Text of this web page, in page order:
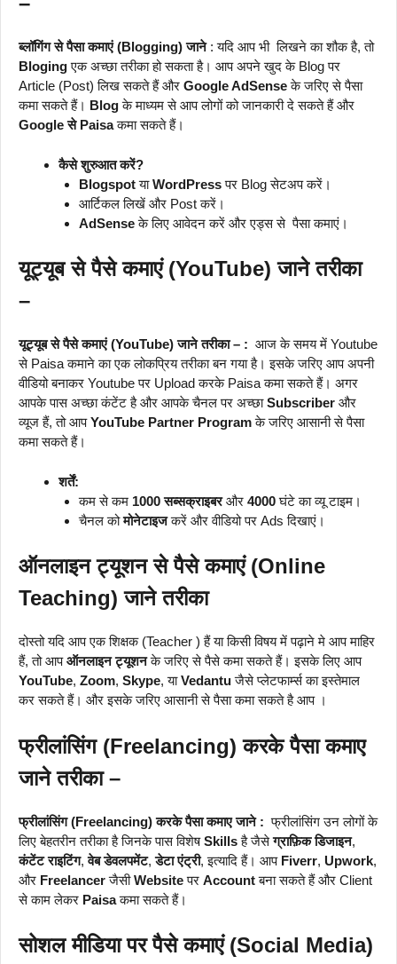
ब्लॉगिंग से पैसा कमाएं (Blogging) जाने: यदि आप भी लिखने का शौक है, तो
Blogingएक अच्छा तरीका हो सकता है। आप अपने खुद के Blog पर
Article (Post) लिख सकते हैं और Google AdSenseके जरिए से पैसा
कमा सकते हैं। Blogके माध्यम से आप लोगों को जानकारी दे सकते हैं और
Google से Paisaकमा सकते हैं।
कैसे शुरुआत करें?
BlogspotयाWordPressपर Blog सेटअप करें।
आर्टिकल लिखें और Post करें।
AdSenseके लिए आवेदन करें और एड्स से पैसा कमाएं।
यूट्यूब से पैसे कमाएं (YouTube) जाने तरीका
–
यूट्यूब से पैसे कमाएं (YouTube) जाने तरीका – : आज के समय में Youtube
से Paisa कमाने का एक लोकप्रिय तरीका बन गया है। इसके जरिए आप अपनी
वीडियो बनाकर Youtube पर Upload करके Paisa कमा सकते हैं। अगर
आपके पास अच्छा कंटेंट है और आपके चैनल पर अच्छाSubscriber और
व्यूज हैं, तो आपYouTube Partner Programके जरिए आसानी से पैसा
कमा सकते हैं।
शर्तें:
कम से कम 1000 सब्सक्राइबरऔर 4000घंटे का व्यू टाइम।
चैनल कोमोनेटाइजकरें और वीडियो पर Ads दिखाएं।
ऑनलाइन ट्यूशन से पैसे कमाएं (Online
Teaching) जाने तरीका
दोस्तो यदि आप एक शिक्षक (Teacher ) हैं या किसी विषय में पढ़ाने मे आप माहिर
हैं, तो आपऑनलाइन ट्यूशनके जरिए से पैसे कमा सकते हैं। इसके लिए आप
YouTube, Zoom, Skype, याVedantuजैसे प्लेटफार्म्स का इस्तेमाल
कर सकते हैं। और इसके जरिए आसानी से पैसा कमा सकते है आप ।
फ्रीलांसिंग (Freelancing) करके पैसा कमाए
जाने तरीका –
फ्रीलांसिंग (Freelancing) करके पैसा कमाए जाने : फ्रीलांसिंग उन लोगों के
लिए बेहतरीन तरीका है जिनके पास विशेषSkillsहै जैसेग्राफ़िक डिजाइन,
कंटेंट राइटिंग,वेब डेवलपमेंट,डेटा एंट्री, इत्यादि हैं। आप Fiverr, Upwork,
और FreelancerजैसीWebsiteपर Accountबना सकते हैं और Client
से काम लेकर Paisaकमा सकते हैं।
सोशल मीडिया पर पैसे कमाएं (Social Media)